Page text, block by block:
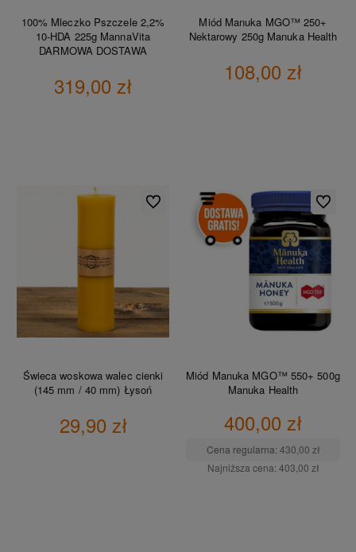
100% Mleczko Pszczele 2,2%
10-HDA 225g MannaVita
DARMOWA DOSTAWA
319,00 zł
Miód Manuka MGO™ 250+
Nektarowy 250g Manuka Health
108,00 zł
Świeca woskowa walec cienki
(145 mm / 40 mm) Łysoń
29,90 zł
Do ulubionych
Miód Manuka MGO™ 550+ 500g
Manuka Health
400,00 zł
Cena regularna: 430,00 zł
Najniższa cena: 403,00 zł
Do